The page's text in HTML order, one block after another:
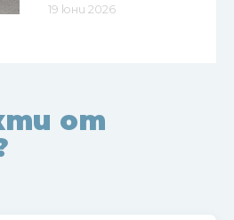
19 юни 2026
от